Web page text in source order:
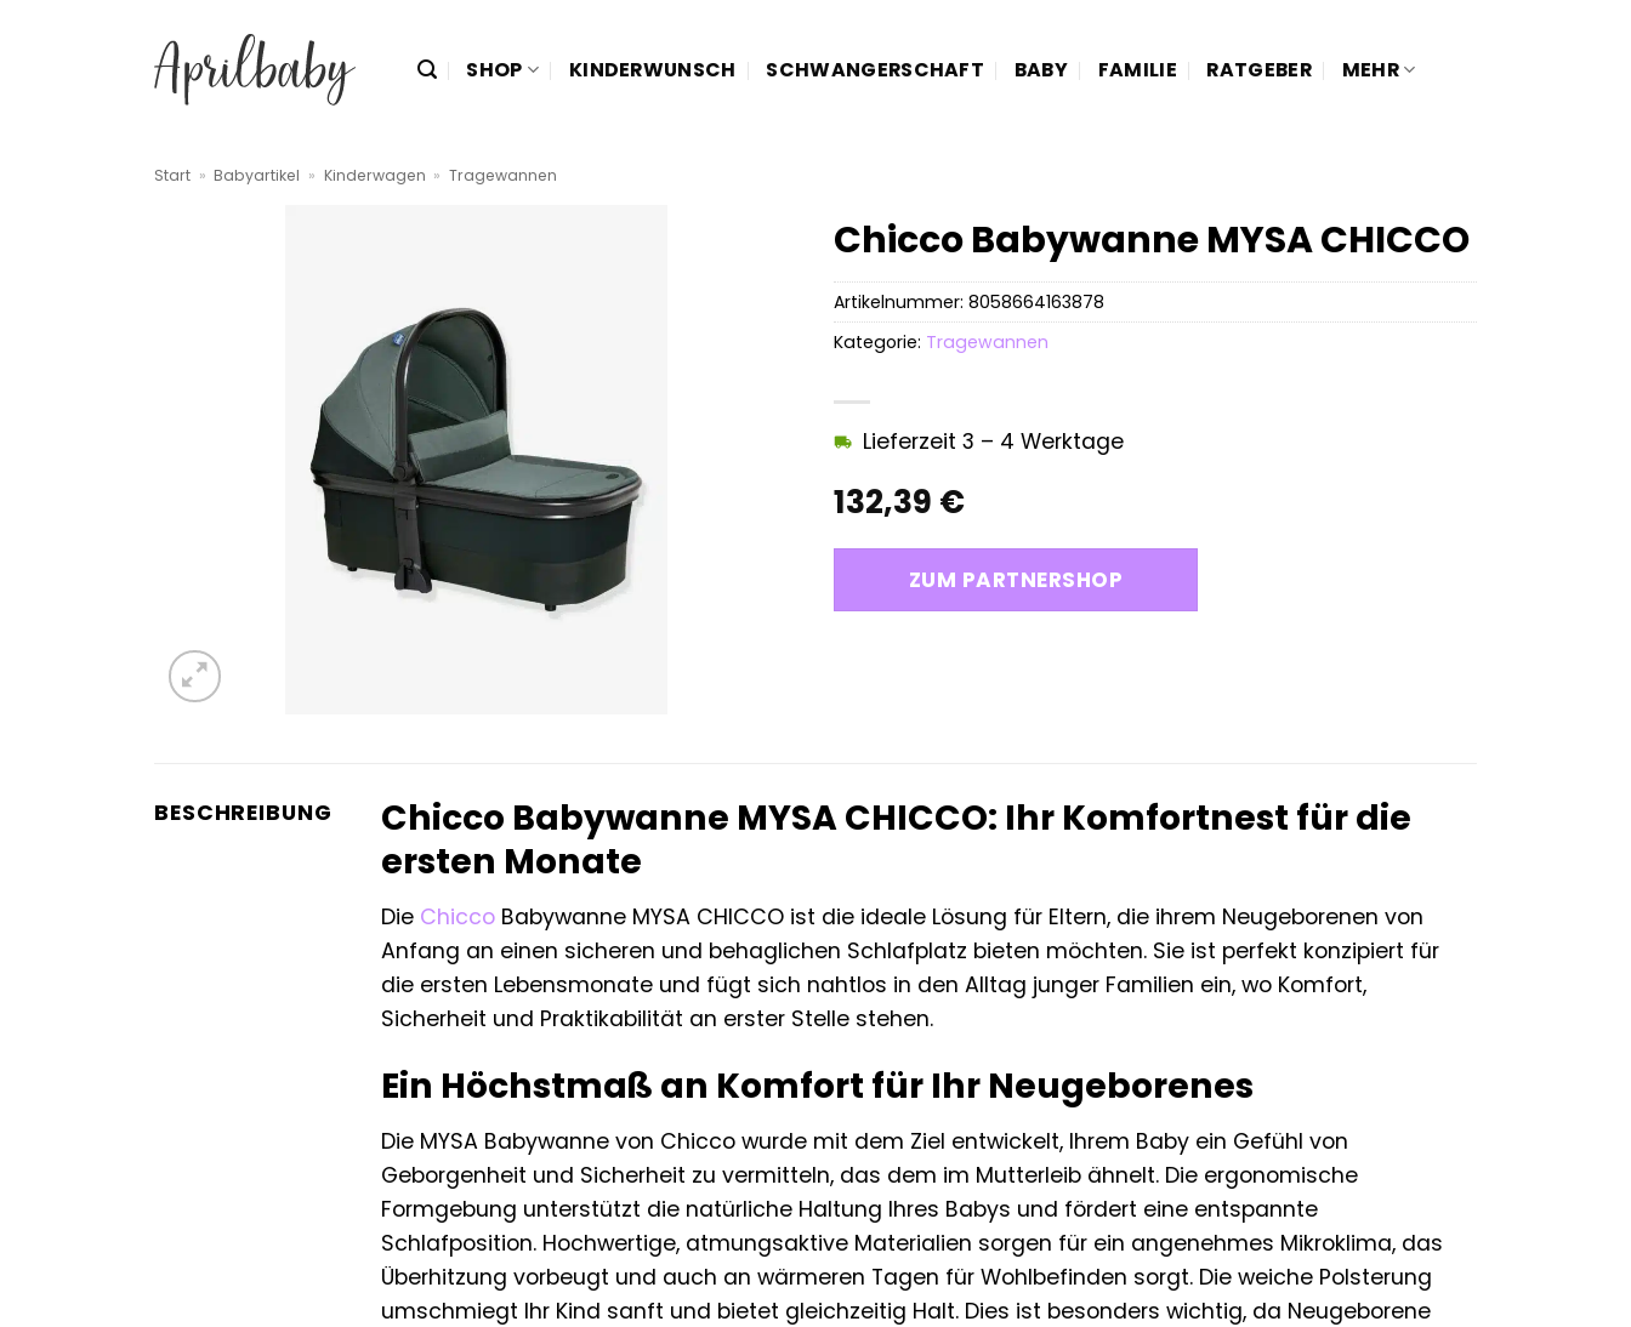
SHOP KINDERWUNSCH SCHWANGERSCHAFT BABY FAMILIE RATGEBER MEHR
Start » Babyartikel » Kinderwagen » Tragewannen
Chicco Babywanne MYSA CHICCO
132,39 €
Lieferzeit 3 – 4 Werktage
ZUM PARTNERSHOP
Artikelnummer: 8058664163878
Kategorie: Tragewannen
BESCHREIBUNG
Chicco Babywanne MYSA CHICCO: Ihr Komfortnest für die
ersten Monate
Die ChiccoBabywanne MYSA CHICCO ist die ideale Lösung für Eltern, die ihrem Neugeborenen von
Anfang an einen sicheren und behaglichen Schlafplatz bieten möchten. Sie ist perfekt konzipiert für
die ersten Lebensmonate und fügt sich nahtlos in den Alltag junger Familien ein, wo Komfort,
Sicherheit und Praktikabilität an erster Stelle stehen.
Ein Höchstmaß an Komfort für Ihr Neugeborenes
Die MYSA Babywanne von Chicco wurde mit dem Ziel entwickelt, Ihrem Baby ein Gefühl von
Geborgenheit und Sicherheit zu vermitteln, das dem im Mutterleib ähnelt. Die ergonomische
Formgebung unterstützt die natürliche Haltung Ihres Babys und fördert eine entspannte
Schlafposition. Hochwertige, atmungsaktive Materialien sorgen für ein angenehmes Mikroklima, das
Überhitzung vorbeugt und auch an wärmeren Tagen für Wohlbefinden sorgt. Die weiche Polsterung
umschmiegt Ihr Kind sanft und bietet gleichzeitig Halt. Dies ist besonders wichtig, da Neugeborene